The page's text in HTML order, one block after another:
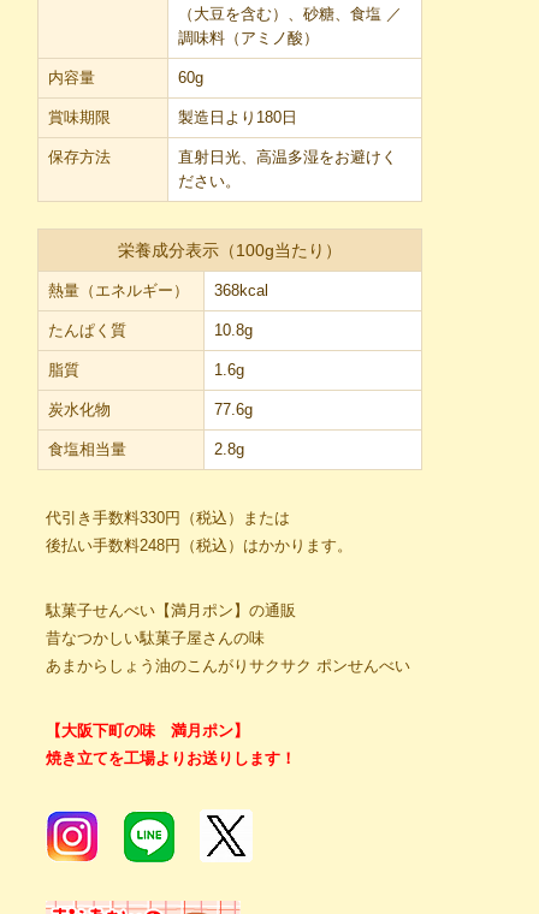
（大豆を含む）、砂糖、食塩 ／
調味料（アミノ酸）
内容量 60g
賞味期限 製造日より180日
保存方法
直射日光、高温多湿をお避けく
ださい。
栄養成分表示（100g当たり）
熱量（エネルギー） 368kcal
たんぱく質 10.8g
脂質 1.6g
炭水化物 77.6g
食塩相当量 2.8g
代引き手数料330円（税込）または
後払い手数料248円（税込）はかかります。
駄菓子せんべい【満月ポン】の通販
昔なつかしい駄菓子屋さんの味
あまからしょう油のこんがりサクサク ポンせんべい
【大阪下町の味 満月ポン】
焼き立てを工場よりお送りします！